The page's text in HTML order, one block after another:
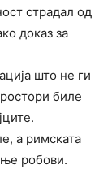
страдал од
доказ за
што не ги
биле
а римската
робови.